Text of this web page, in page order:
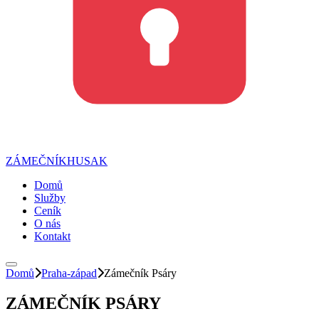
ZÁMEČNÍKHUSAK
Domů
Služby
Ceník
O nás
Kontakt
Domů Praha-západ Zámečník Psáry
ZÁMEČNÍK PSÁRY